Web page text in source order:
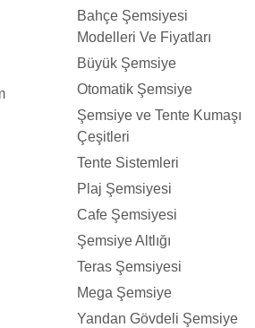
Bahçe Şemsiyesi
Modelleri Ve Fiyatları
Büyük Şemsiye
Otomatik Şemsiye
Şemsiye ve Tente Kumaşı
Çeşitleri
Tente Sistemleri
Plaj Şemsiyesi
Cafe Şemsiyesi
Şemsiye Altlığı
Teras Şemsiyesi
Mega Şemsiye
Yandan Gövdeli Şemsiye